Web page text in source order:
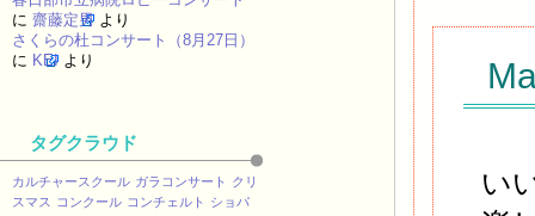
い
に 齋藤定男 より
さくらの杜コンサート（8月27日）
に KEI より
タグクラウド
カルチャースクール ガラコンサート
クリ
スマス
コンクール コンチェルト
ショパ